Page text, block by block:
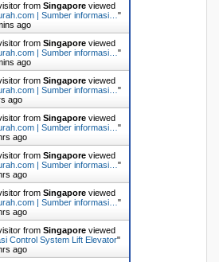
from Singaporeviewed
| Sumber informasi… "
ago
from Singaporeviewed
| Sumber informasi… "
ago
from Singaporeviewed
| Sumber informasi… "
ago
from Singaporeviewed
| Sumber informasi… "
ago
from Singaporeviewed
| Sumber informasi… "
ago
from Singaporeviewed
| Sumber informasi… "
ago
from Singaporeviewed
Control System Lift Elevator"
ago